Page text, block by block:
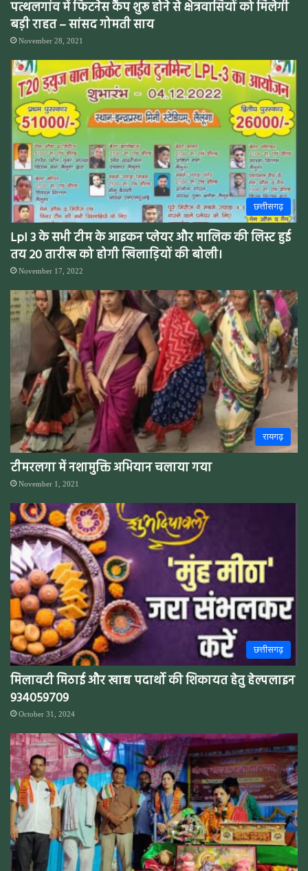
पत्थलगांव में फिटनेस कैंप शुरू होने से क्षेत्रवासियों को मिलेगी
बड़ी राहत – सांसद गोमती साय
November 28, 2021
छत्तीसगढ़
Lpl 3 के सभी टीम के आइकन प्लेयर और मालिक की लिस्ट हुई
तय 20 तारीख को होगी खिलाड़ियों की बोली।
November 17, 2022
रायगढ़
टीमरलगा में नशामुक्ति अभियान चलाया गया
November 1, 2021
छत्तीसगढ़
मिलावटी मिठाई और खाद्य पदार्थो की शिकायत हेतु हेल्पलाइन
934059709
October 31, 2024